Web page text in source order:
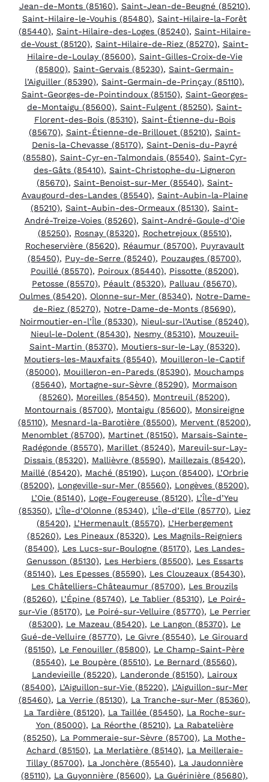
Jean-de-Monts (85160), Saint-Jean-de-Beugné (85210),
Saint-Hilaire-le-Vouhis (85480), Saint-Hilaire-la-Forêt
(85440), Saint-Hilaire-des-Loges (85240), Saint-Hilaire-
de-Voust (85120), Saint-Hilaire-de-Riez (85270), Saint-
Hilaire-de-Loulay (85600), Saint-Gilles-Croix-de-Vie
(85800), Saint-Gervais (85230), Saint-Germain-
l’Aiguiller (85390), Saint-Germain-de-Prinçay (85110),
Saint-Georges-de-Pointindoux (85150), Saint-Georges-
de-Montaigu (85600), Saint-Fulgent (85250), Saint-
Florent-des-Bois (85310), Saint-Étienne-du-Bois
(85670), Saint-Étienne-de-Brillouet (85210), Saint-
Denis-la-Chevasse (85170), Saint-Denis-du-Payré
(85580), Saint-Cyr-en-Talmondais (85540), Saint-Cyr-
des-Gâts (85410), Saint-Christophe-du-Ligneron
(85670), Saint-Benoist-sur-Mer (85540), Saint-
Avaugourd-des-Landes (85540), Saint-Aubin-la-Plaine
(85210), Saint-Aubin-des-Ormeaux (85130), Saint-
André-Treize-Voies (85260), Saint-André-Goule-d’Oie
(85250), Rosnay (85320), Rochetrejoux (85510),
Rocheservière (85620), Réaumur (85700), Puyravault
(85450), Puy-de-Serre (85240), Pouzauges (85700),
Pouillé (85570), Poiroux (85440), Pissotte (85200),
Petosse (85570), Péault (85320), Palluau (85670),
Oulmes (85420), Olonne-sur-Mer (85340), Notre-Dame-
de-Riez (85270), Notre-Dame-de-Monts (85690),
Noirmoutier-en-l’Île (85330), Nieul-sur-l’Autise (85240),
Nieul-le-Dolent (85430), Nesmy (85310), Mouzeuil-
Saint-Martin (85370), Moutiers-sur-le-Lay (85320),
Moutiers-les-Mauxfaits (85540), Mouilleron-le-Captif
(85000), Mouilleron-en-Pareds (85390), Mouchamps
(85640), Mortagne-sur-Sèvre (85290), Mormaison
(85260), Moreilles (85450), Montreuil (85200),
Montournais (85700), Montaigu (85600), Monsireigne
(85110), Mesnard-la-Barotière (85500), Mervent (85200),
Menomblet (85700), Martinet (85150), Marsais-Sainte-
Radégonde (85570), Marillet (85240), Mareuil-sur-Lay-
Dissais (85320), Mallièvre (85590), Maillezais (85420),
Maillé (85420), Maché (85190), Luçon (85400), L’Orbrie
(85200), Longeville-sur-Mer (85560), Longèves (85200),
L’Oie (85140), Loge-Fougereuse (85120), L’Île-d’Yeu
(85350), L’Île-d’Olonne (85340), L’Île-d’Elle (85770), Liez
(85420), L’Hermenault (85570), L’Herbergement
(85260), Les Pineaux (85320), Les Magnils-Reigniers
(85400), Les Lucs-sur-Boulogne (85170), Les Landes-
Genusson (85130), Les Herbiers (85500), Les Essarts
(85140), Les Epesses (85590), Les Clouzeaux (85430),
Les Châtelliers-Châteaumur (85700), Les Brouzils
(85260), L’Épine (85740), Le Tablier (85310), Le Poiré-
sur-Vie (85170), Le Poiré-sur-Velluire (85770), Le Perrier
(85300), Le Mazeau (85420), Le Langon (85370), Le
Gué-de-Velluire (85770), Le Givre (85540), Le Girouard
(85150), Le Fenouiller (85800), Le Champ-Saint-Père
(85540), Le Boupère (85510), Le Bernard (85560),
Landevieille (85220), Landeronde (85150), Lairoux
(85400), L’Aiguillon-sur-Vie (85220), L’Aiguillon-sur-Mer
(85460), La Verrie (85130), La Tranche-sur-Mer (85360),
La Tardière (85120), La Taillée (85450), La Roche-sur-
Yon (85000), La Réorthe (85210), La Rabatelière
(85250), La Pommeraie-sur-Sèvre (85700), La Mothe-
Achard (85150), La Merlatière (85140), La Meilleraie-
Tillay (85700), La Jonchère (85540), La Jaudonnière
(85110), La Guyonnière (85600), La Guérinière (85680),